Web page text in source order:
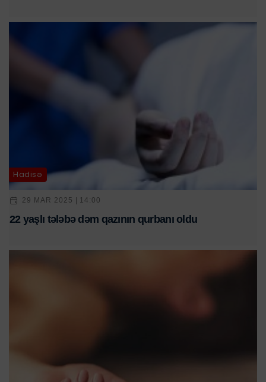
Hadisə
29 MAR 2025 | 14:00
22 yaşlı tələbə dəm qazının qurbanı oldu